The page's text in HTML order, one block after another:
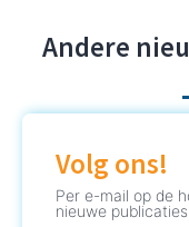
Andere
Volg ons!
Per e-mail op de
nieuwe